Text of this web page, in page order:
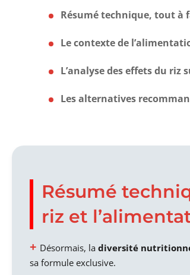
Résumé technique, tout à
Le contexte de
L’analyse des effets du riz
Les alternatives
Résumé
riz et
Désormais, la diversité
sa formule exclusive.